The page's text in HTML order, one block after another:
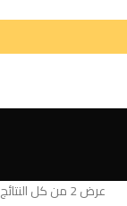
عرض ⁦2⁩ من كل النتائج